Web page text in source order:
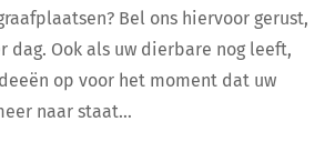
Bel ons hiervoor gerust,
dag. Ook als uw dierbare nog leeft,
op voor het moment dat uw
naar staat…